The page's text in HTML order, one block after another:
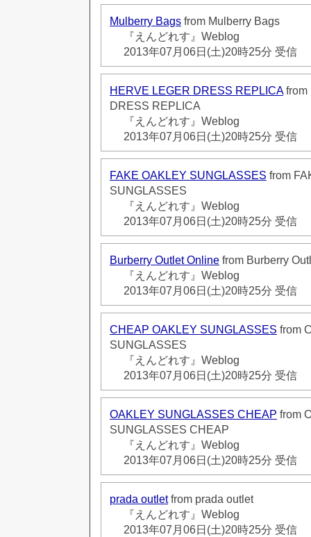
Mulberry Bags from Mulberry Bags
『えんどれす』Weblog
2013年07月06日(土)20時25分 受信
HERVE LEGER DRESS REPLICAfrom
DRESS REPLICA
『えんどれす』Weblog
2013年07月06日(土)20時25分 受信
FAKE OAKLEY SUNGLASSES from
SUNGLASSES
『えんどれす』Weblog
2013年07月06日(土)20時25分 受信
Burberry Outlet Online from Burberry
『えんどれす』Weblog
2013年07月06日(土)20時25分 受信
CHEAP OAKLEY SUNGLASSES from
SUNGLASSES
『えんどれす』Weblog
2013年07月06日(土)20時25分 受信
OAKLEY SUNGLASSES CHEAP from
SUNGLASSES CHEAP
『えんどれす』Weblog
2013年07月06日(土)20時25分 受信
prada outletfrom prada outlet
『えんどれす』Weblog
2013年07月06日(土)20時25分 受信